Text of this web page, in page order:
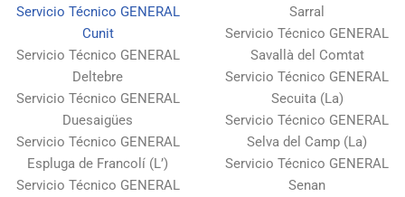
Servicio Técnico GENERAL
Cunit
Servicio Técnico GENERAL
Deltebre
Servicio Técnico GENERAL
Duesaigües
Servicio Técnico GENERAL
Espluga de Francolí (L’)
Servicio Técnico GENERAL
Sarral
Servicio Técnico GENERAL
Savallà del Comtat
Servicio Técnico GENERAL
Secuita (La)
Servicio Técnico GENERAL
Selva del Camp (La)
Servicio Técnico GENERAL
Senan